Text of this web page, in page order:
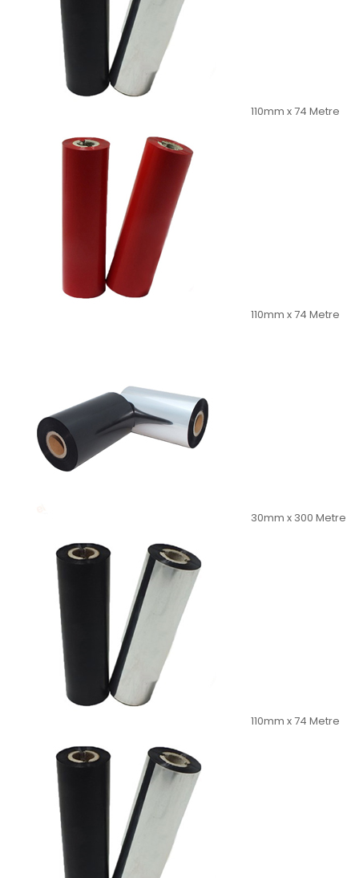
110mm x 74 Metre
110mm x 74 Metre
30mm x 300 Metre
110mm x 74 Metre